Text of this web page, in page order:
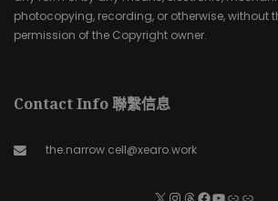
photocopying, recording, or otherwise, without
permission of the Copyright owner.
Contact Info 聯繫信息
the.narrow.cell@xearo.work